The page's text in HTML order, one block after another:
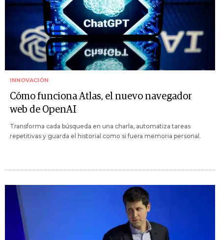
INNOVACIÓN
Cómo funciona Atlas, el nuevo navegador
web de OpenAI
Transforma cada búsqueda en una charla, automatiza tareas
repetitivas y guarda el historial como si fuera memoria personal.